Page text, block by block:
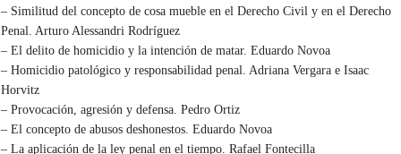
– Similitud del concepto de cosa mueble en el Derecho Civil y en el Derecho
Penal. Arturo Alessandri Rodríguez
– El delito de homicidio y la intención de matar. Eduardo Novoa
– Homicidio patológico y responsabilidad penal. Adriana Vergara e Isaac
Horvitz
– Provocación, agresión y defensa. Pedro Ortiz
– El concepto de abusos deshonestos. Eduardo Novoa
– La aplicación de la ley penal en el tiempo. Rafael Fontecilla